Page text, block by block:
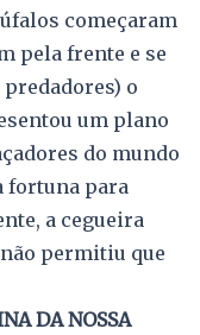
começaram
pela frente e se
o
um plano
do mundo
fortuna para
a cegueira
permitiu que
DA NOSSA